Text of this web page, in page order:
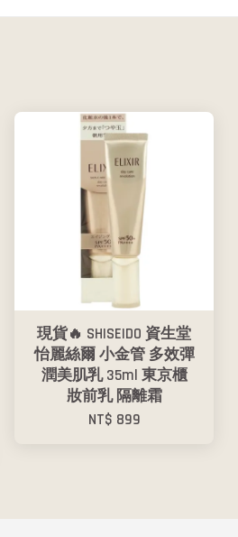
現貨🔥 SHISEIDO 資生堂
怡麗絲爾 小金管 多效彈
潤美肌乳 35ml 東京櫃
妝前乳 隔離霜
NT$ 899